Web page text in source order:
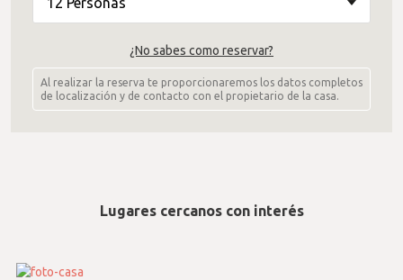
¿No sabes como reservar?
Al realizar la reserva te proporcionaremos los datos completos
de localización y de contacto con el propietario de la casa.
Lugares cercanos con interés